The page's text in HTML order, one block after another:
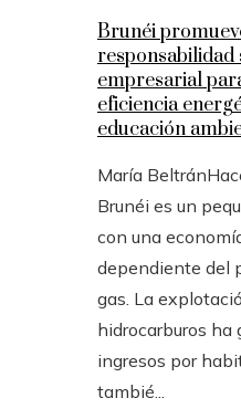
Brunéi
responsabilidad
empresarial
eficiencia
educación
María Beltrán
Brunéi es un
con una
dependiente del
gas. La
hidrocarburos ha
ingresos por
tambié...